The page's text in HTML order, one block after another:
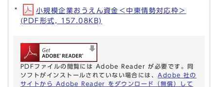
小規模企業おうえん資金＜中東情勢対応枠＞
(PDF形式, 157.08KB)
PDFファイルの閲覧には Adobe Reader が必要です。同
ソフトがインストールされていない場合には、 Adobe 社の
サイトから Adobe Reader をダウンロード（無償）して